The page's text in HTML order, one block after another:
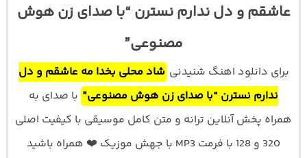
عاشقم و دل ندارم نسترن “با صدای زن هوش
مصنوعی”
برای دانلود اهنگ شنیدنی شاد محلی بخدا مه عاشقم و دل
ندارم نسترن “با صدای زن هوش مصنوعی” با صدای به
همراه پخش آنلاین ترانه و متن کامل موسیقی با کیفیت اصلی
320 و 128 با فرمت MP3 با جهش موزیک ❤️ همراه باشید